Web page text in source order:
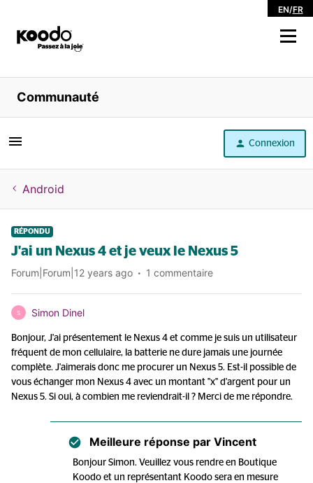
EN/FR
Magasiner
Libre service
Aide
Communauté
Connexion
Android
RÉPONDU
J'ai un Nexus 4 et je veux le Nexus 5
Forum|Forum|12 years ago 1 commentaire
S Simon Dinel
Bonjour, J'ai présentement le Nexus 4 et comme je suis un utilisateur
fréquent de mon cellulaire, la batterie ne dure jamais une journée
complète. J'aimerais donc me procurer un Nexus 5. Est-il possible de
vous échanger mon Nexus 4 avec un montant ''x'' d'argent pour un
Nexus 5. Si oui, à combien me reviendrait-il ? Merci de me répondre.
Meilleure réponse par Vincent
Bonjour Simon. Veuillez vous rendre en Boutique
Koodo et un représentant Koodo sera en mesure